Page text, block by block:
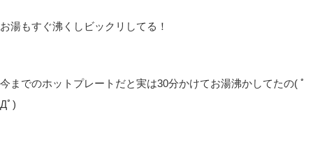
お湯もすぐ沸くしビックリしてる！
今までのホットプレートだと実は30分かけてお湯沸かしてたの( ﾟ
Дﾟ)